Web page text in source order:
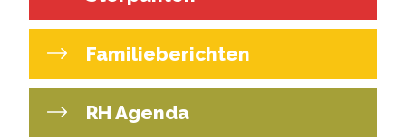
Familieberichten
RH Agenda